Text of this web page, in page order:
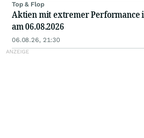
Top & Flop
Aktien mit extremer Performance
am 06.08.2026
06.08.26, 21:30